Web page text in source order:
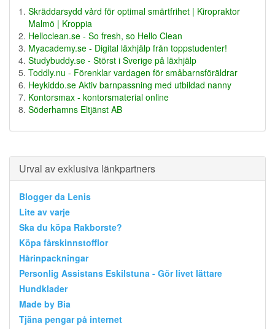
Skräddarsydd vård för optimal smärtfrihet | Kiropraktor
Malmö | Kroppia
Helloclean.se - So fresh, so Hello Clean
Myacademy.se - Digital läxhjälp från toppstudenter!
Studybuddy.se - Störst i Sverige på läxhjälp
Toddly.nu - Förenklar vardagen för småbarnsföräldrar
Heykiddo.se Aktiv barnpassning med utbildad nanny
Kontorsmax - kontorsmaterial online
Söderhamns Eltjänst AB
Urval av exklusiva länkpartners
Blogger da Lenis
Lite av varje
Ska du köpa Rakborste?
Köpa fårskinnstofflor
Hårinpackningar
Personlig Assistans Eskilstuna - Gör livet lättare
Hundklader
Made by Bia
Tjäna pengar på internet